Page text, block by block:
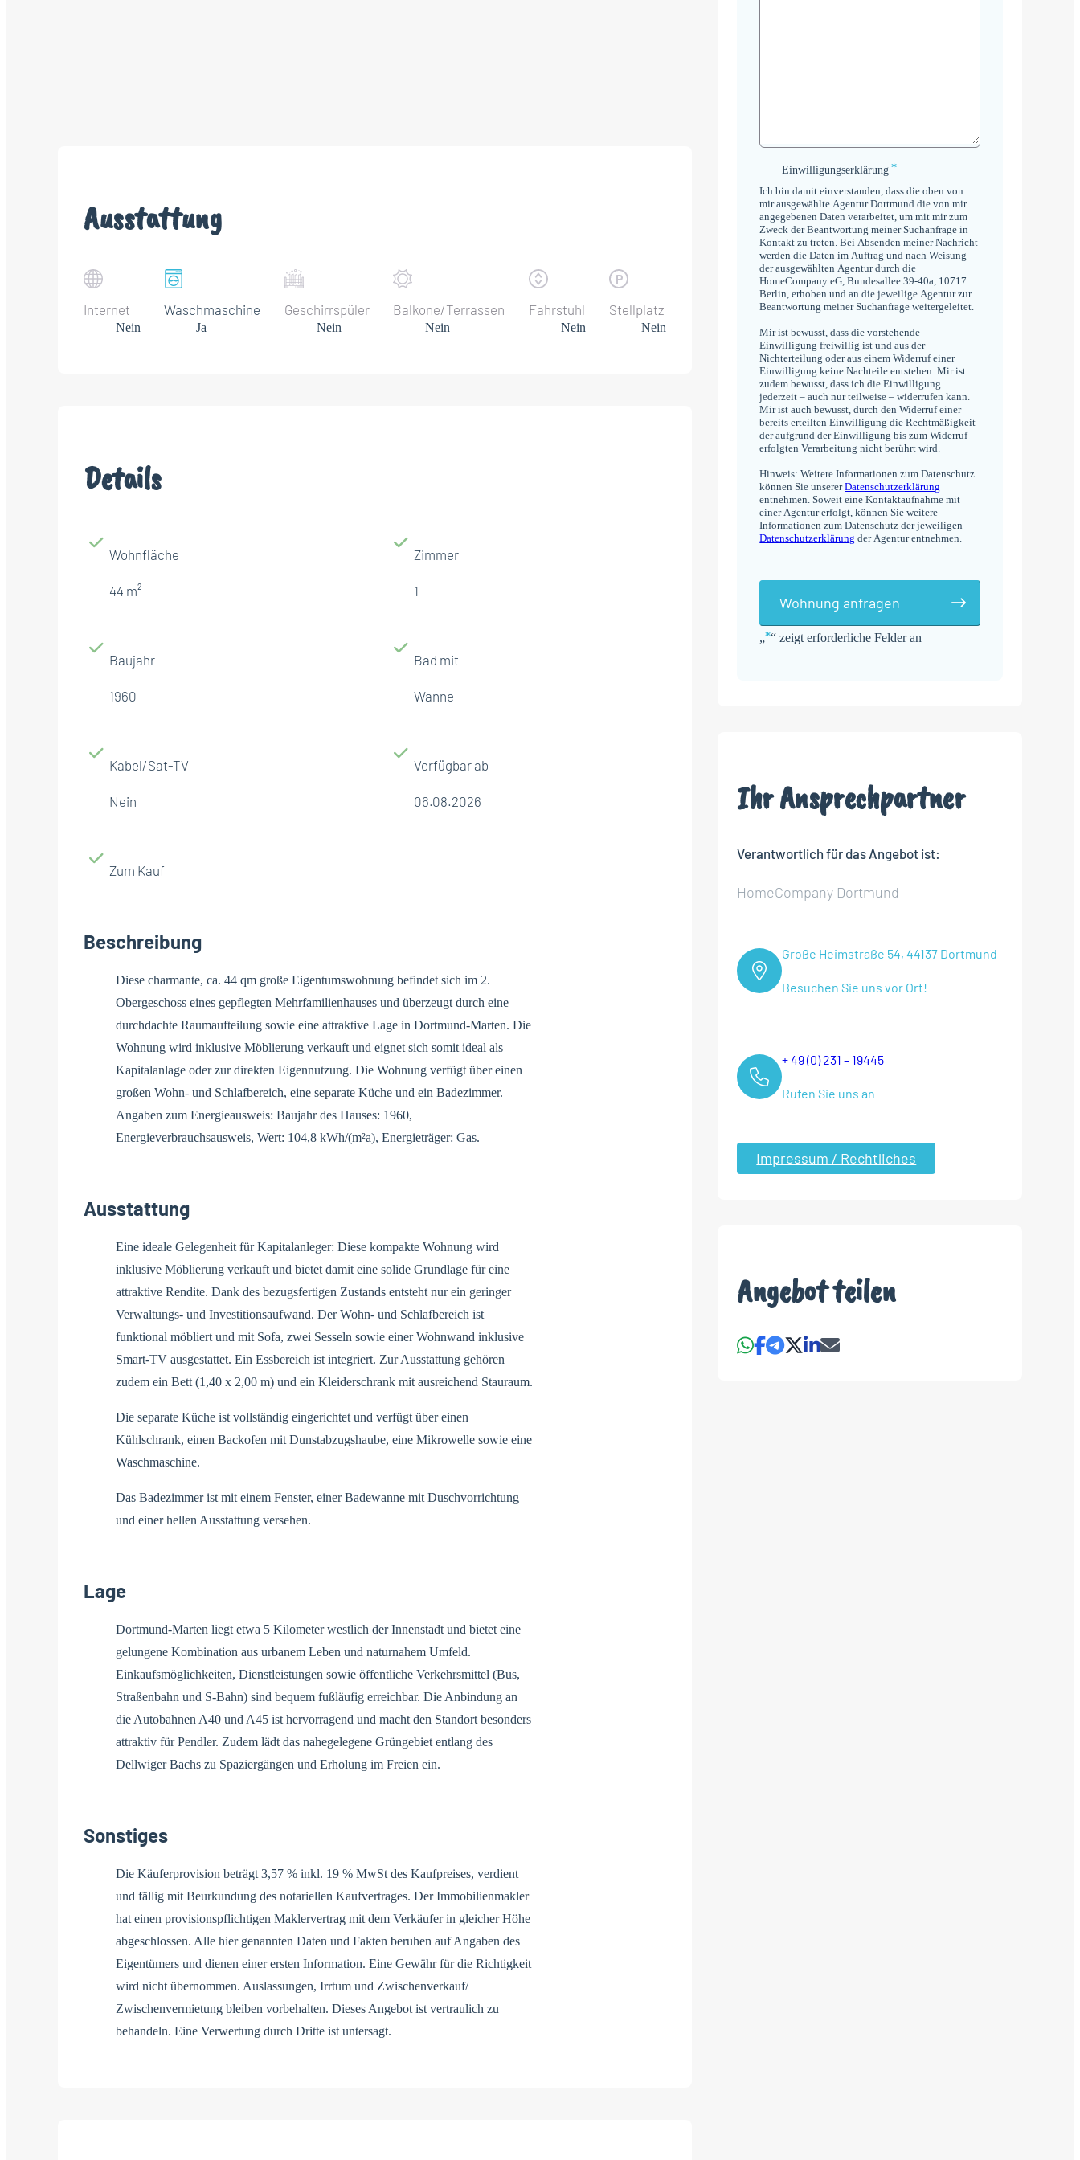
Ausstattung
Internet
Nein
Waschmaschine
Ja
Geschirrspüler
Nein
Balkone/Terrassen
Nein
Fahrstuhl
Nein
Stellplatz
Nein
Details
Wohnfläche
44 m²
Zimmer
1
Baujahr
1960
Bad mit
Wanne
Kabel/Sat-TV
Nein
Verfügbar ab
06.08.2026
Zum Kauf
Beschreibung
Diese charmante, ca. 44 qm große Eigentumswohnung befindet sich im 2.
Obergeschoss eines gepflegten Mehrfamilienhauses und überzeugt durch eine
durchdachte Raumaufteilung sowie eine attraktive Lage in Dortmund-Marten. Die
Wohnung wird inklusive Möblierung verkauft und eignet sich somit ideal als
Kapitalanlage oder zur direkten Eigennutzung. Die Wohnung verfügt über einen
großen Wohn- und Schlafbereich, eine separate Küche und ein Badezimmer.
Angaben zum Energieausweis: Baujahr des Hauses: 1960,
Energieverbrauchsausweis, Wert: 104,8 kWh/(m²a), Energieträger: Gas.
Ausstattung
Eine ideale Gelegenheit für Kapitalanleger: Diese kompakte Wohnung wird
inklusive Möblierung verkauft und bietet damit eine solide Grundlage für eine
attraktive Rendite. Dank des bezugsfertigen Zustands entsteht nur ein geringer
Verwaltungs- und Investitionsaufwand. Der Wohn- und Schlafbereich ist
funktional möbliert und mit Sofa, zwei Sesseln sowie einer Wohnwand inklusive
Smart-TV ausgestattet. Ein Essbereich ist integriert. Zur Ausstattung gehören
zudem ein Bett (1,40 x 2,00 m) und ein Kleiderschrank mit ausreichend Stauraum.
Die separate Küche ist vollständig eingerichtet und verfügt über einen
Kühlschrank, einen Backofen mit Dunstabzugshaube, eine Mikrowelle sowie eine
Waschmaschine.
Das Badezimmer ist mit einem Fenster, einer Badewanne mit Duschvorrichtung
und einer hellen Ausstattung versehen.
Lage
Dortmund-Marten liegt etwa 5 Kilometer westlich der Innenstadt und bietet eine
gelungene Kombination aus urbanem Leben und naturnahem Umfeld.
Einkaufsmöglichkeiten, Dienstleistungen sowie öffentliche Verkehrsmittel (Bus,
Straßenbahn und S-Bahn) sind bequem fußläufig erreichbar. Die Anbindung an
die Autobahnen A40 und A45 ist hervorragend und macht den Standort besonders
attraktiv für Pendler. Zudem lädt das nahegelegene Grüngebiet entlang des
Dellwiger Bachs zu Spaziergängen und Erholung im Freien ein.
Sonstiges
Die Käuferprovision beträgt 3,57 % inkl. 19 % MwSt des Kaufpreises, verdient
und fällig mit Beurkundung des notariellen Kaufvertrages. Der Immobilienmakler
hat einen provisionspflichtigen Maklervertrag mit dem Verkäufer in gleicher Höhe
abgeschlossen. Alle hier genannten Daten und Fakten beruhen auf Angaben des
Eigentümers und dienen einer ersten Information. Eine Gewähr für die Richtigkeit
wird nicht übernommen. Auslassungen, Irrtum und Zwischenverkauf/
Zwischenvermietung bleiben vorbehalten. Dieses Angebot ist vertraulich zu
behandeln. Eine Verwertung durch Dritte ist untersagt.
„*“ zeigt erforderliche Felder an
Einwilligungserklärung
Einwilligungserklärung *
Ich bin damit einverstanden, dass die oben von
mir ausgewählte Agentur Dortmund die von mir
angegebenen Daten verarbeitet, um mit mir zum
Zweck der Beantwortung meiner Suchanfrage in
Kontakt zu treten. Bei Absenden meiner Nachricht
werden die Daten im Auftrag und nach Weisung
der ausgewählten Agentur durch die
HomeCompany eG, Bundesallee 39-40a, 10717
Berlin, erhoben und an die jeweilige Agentur zur
Beantwortung meiner Suchanfrage weitergeleitet.
Mir ist bewusst, dass die vorstehende
Einwilligung freiwillig ist und aus der
Nichterteilung oder aus einem Widerruf einer
Einwilligung keine Nachteile entstehen. Mir ist
zudem bewusst, dass ich die Einwilligung
jederzeit – auch nur teilweise – widerrufen kann.
Mir ist auch bewusst, durch den Widerruf einer
bereits erteilten Einwilligung die Rechtmäßigkeit
der aufgrund der Einwilligung bis zum Widerruf
erfolgten Verarbeitung nicht berührt wird.
Hinweis: Weitere Informationen zum Datenschutz
können Sie unsererDatenschutzerklärung
entnehmen. Soweit eine Kontaktaufnahme mit
einer Agentur erfolgt, können Sie weitere
Informationen zum Datenschutz der jeweiligen
Datenschutzerklärung der Agentur entnehmen.
Wohnung anfragen
Ihr Ansprechpartner
Verantwortlich für das Angebot ist:
HomeCompany Dortmund
Große Heimstraße 54, 44137 Dortmund
Besuchen Sie uns vor Ort!
+ 49 (0) 231 – 19445
Rufen Sie uns an
Impressum / Rechtliches
Angebot teilen